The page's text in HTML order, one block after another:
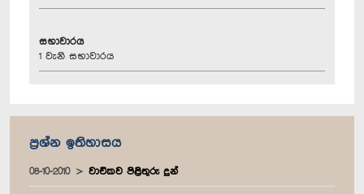
සභාවාරය
1 වැනි සභාවාරය
ප්‍රශ්න ඉතිහාසය
08-10-2010 වාචිකව පිළිතුරු දුන්